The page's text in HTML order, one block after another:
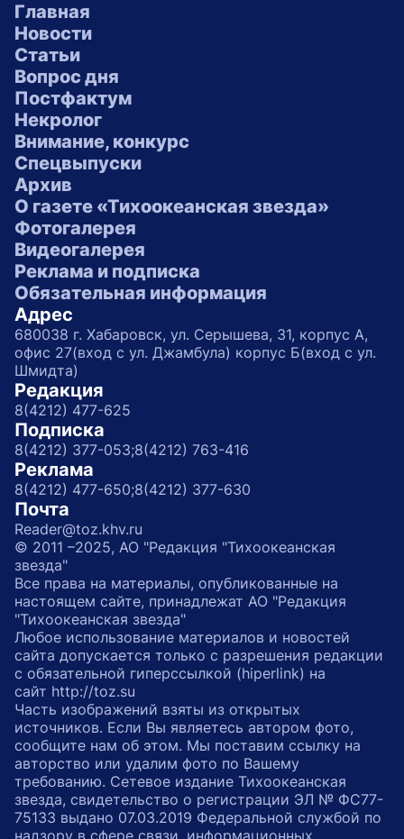
Главная
Новости
Статьи
Вопрос дня
Постфактум
Некролог
Внимание, конкурс
Спецвыпуски
Архив
О газете «Тихоокеанская звезда»
Фотогалерея
Видеогалерея
Реклама и подписка
Обязательная информация
Адрес
680038 г. Хабаровск, ул. Серышева, 31, корпус А,
офис 27(вход с ул. Джамбула) корпус Б(вход с ул.
Шмидта)
Редакция
8(4212) 477-625
Подписка
8(4212) 377-053;8(4212) 763-416
Реклама
8(4212) 477-650;8(4212) 377-630
Почта
Reader@toz.khv.ru
© 2011 –2025, АО "Редакция "Тихоокеанская
звезда"
Все права на материалы, опубликованные на
настоящем сайте, принадлежат АО "Редакция
"Тихоокеанская звезда"
Любое использование материалов и новостей
сайта допускается только с разрешения редакции
с обязательной гиперссылкой (hiperlink) на
сайт http://toz.su
Часть изображений взяты из открытых
источников. Если Вы являетесь автором фото,
сообщите нам об этом. Мы поставим ссылку на
авторство или удалим фото по Вашему
требованию. Сетевое издание Тихоокеанская
звезда, свидетельство о регистрации ЭЛ № ФС77-
75133 выдано 07.03.2019 Федеральной службой по
надзору в сфере связи, информационных